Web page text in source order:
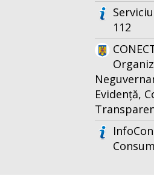
112
Evidență,